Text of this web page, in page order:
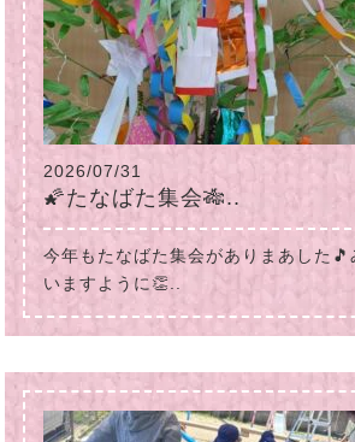
2026/07/31
🌠たなばた集会🎋..
今年もたなばた集会がありまあした
いますように👏..